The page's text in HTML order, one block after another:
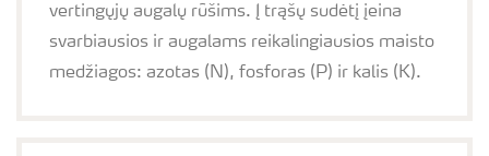
vertingųjų augalų rūšims. Į trąšų sudėtį įeina
svarbiausios ir augalams reikalingiausios maisto
medžiagos: azotas (N), fosforas (P) ir kalis (K).